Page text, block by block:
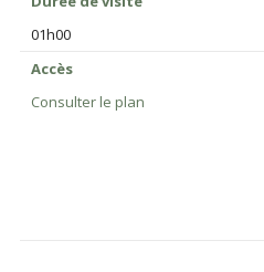
01h00
Accès
Consulter le plan